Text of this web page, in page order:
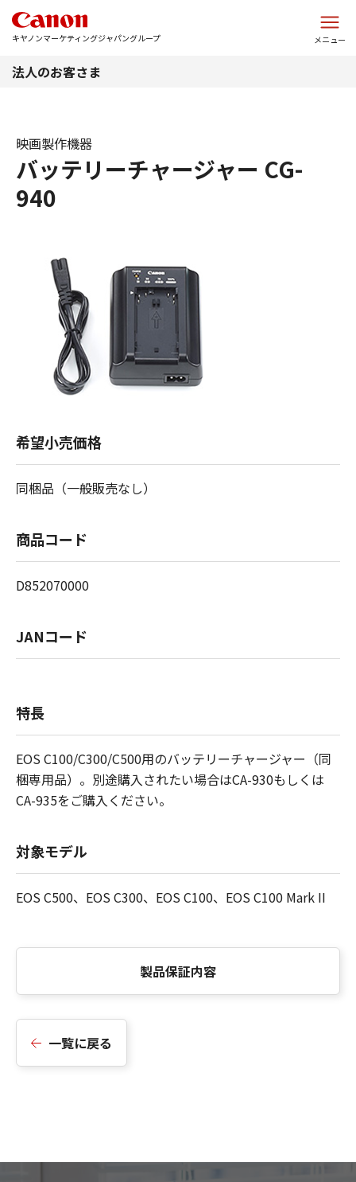
キヤノンマーケティングジャパングループ メニュー
法人のお客さま
バッテリーチャージャー CG-
940
映画製作機器
希望小売価格
同梱品（一般販売なし）
商品コード
D852070000
JANコード
特長
EOS C100/C300/C500用のバッテリーチャージャー（同
梱専用品）。別途購入されたい場合はCA-930もしくは
CA-935をご購入ください。
対象モデル
EOS C500、EOS C300、EOS C100、EOS C100 Mark II
製品保証内容
一覧に戻る